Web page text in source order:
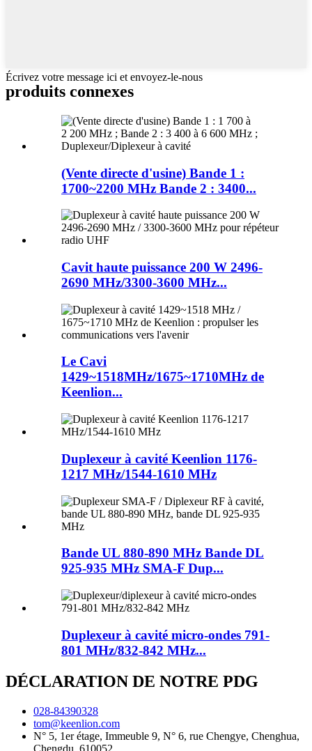
Écrivez votre message ici et envoyez-le-nous
produits connexes
(Vente directe d'usine) Bande 1 :
1700~2200 MHz Bande 2 : 3400...
Cavit haute puissance 200 W 2496-
2690 MHz/3300-3600 MHz...
Le Cavi
1429~1518MHz/1675~1710MHz de
Keenlion...
Duplexeur à cavité Keenlion 1176-
1217 MHz/1544-1610 MHz
Bande UL 880-890 MHz Bande DL
925-935 MHz SMA-F Dup...
Duplexeur à cavité micro-ondes 791-
801 MHz/832-842 MHz...
DÉCLARATION DE NOTRE PDG
028-84390328
tom@keenlion.com
N° 5, 1er étage, Immeuble 9, N° 6, rue Chengye, Chenghua,
Chengdu, 610052